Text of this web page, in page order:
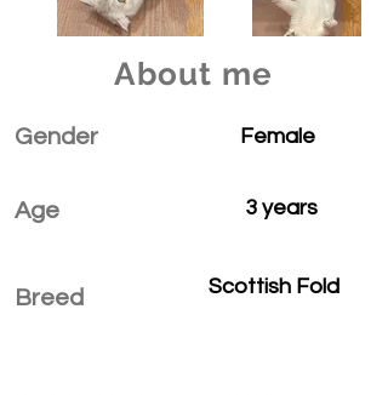
About me
Gender
Age
Breed
Female
3 years
Scottish Fold